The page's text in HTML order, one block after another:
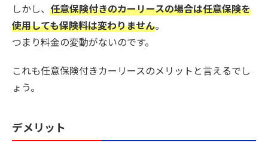
しかし、 任意保険付きのカーリースの場合は任意保険を
使用しても保険料は変わりません。
つまり料金の変動がないのです。
これも任意保険付きカーリースのメリットと言えるでし
ょう。
デメリット